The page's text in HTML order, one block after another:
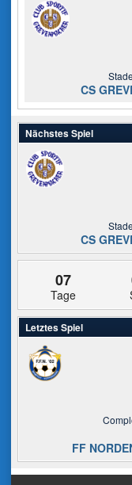
CS
Nächstes Spiel
CS
07
Tage
Letztes Spiel
FF